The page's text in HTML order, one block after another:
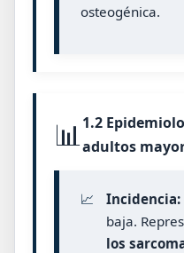
osteogénica.
📊1.2
adultos
📈 Incidencia:
baja.
los